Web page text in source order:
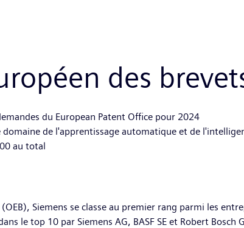
des
du European Patent Office pour 2024
domaine de l'apprentissage automatique et de
au total
Siemens se classe au premier rang parmi les
le top 10 par Siemens AG, BASF SE et Robert Bosch